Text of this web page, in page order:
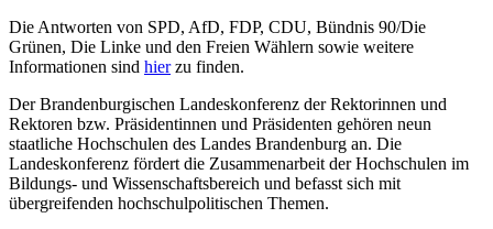
Die Antworten von SPD, AfD, FDP, CDU, Bündnis 90/Die
Grünen, Die Linke und den Freien Wählern sowie weitere
Informationen sind hierzu finden.
Der Brandenburgischen Landeskonferenz der Rektorinnen und
Rektoren bzw. Präsidentinnen und Präsidenten gehören neun
staatliche Hochschulen des Landes Brandenburg an. Die
Landeskonferenz fördert die Zusammenarbeit der Hochschulen im
Bildungs- und Wissenschaftsbereich und befasst sich mit
übergreifenden hochschulpolitischen Themen.